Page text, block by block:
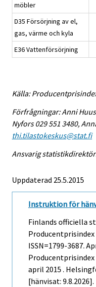
möbler
D35 Försörjning av el,
gas, värme och kyla
E36 Vattenförsörjning
Källa:
Förfrågningar: Anni
Nyfors 029 551 3480,
thi.tilastokeskus@stat.fi
Ansvarig
Uppdaterad 25.5.2015
Instruktion för
Finlands officiella
ISSN=1799-3687.
april 2015 .
[hänvisat: 9.8.2026].